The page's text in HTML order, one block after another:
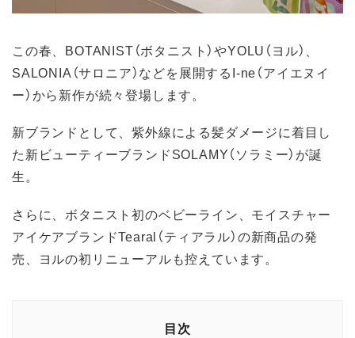
この春、BOTANIST（ボタニスト）やYOLU（ヨル）、
SALONIA（サロニア）などを展開するI-ne（アイエヌイ
ー）から新作が続々登場します。
新ブランドとして、紫外線による髪ダメージに着目し
た新ビューティーブランドSOLAMY（ソラミー）が誕
生。
さらに、ボタニスト初のベビーライン、モイスチャー
アイケアブランドTearal（ティアラル）の新商品の発
売、ヨルの初リニューアルも控えています。
目次